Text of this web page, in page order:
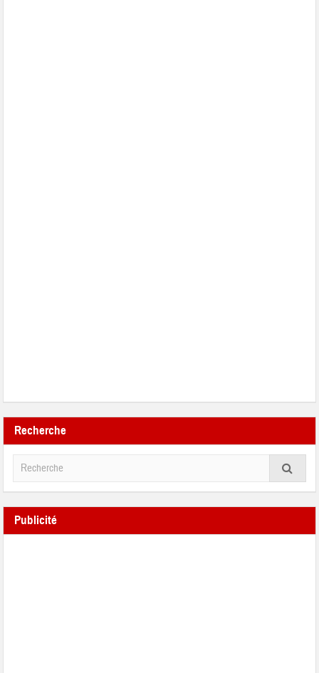
Recherche
Publicité